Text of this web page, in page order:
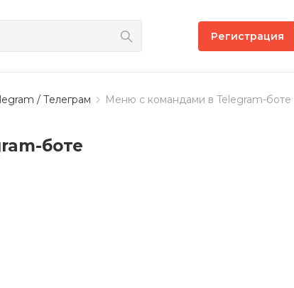
Регистрация
/ Телеграм Меню с командами в Telegram-боте
боте